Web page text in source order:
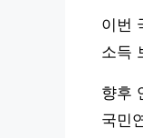
이번
소득
향후
국민